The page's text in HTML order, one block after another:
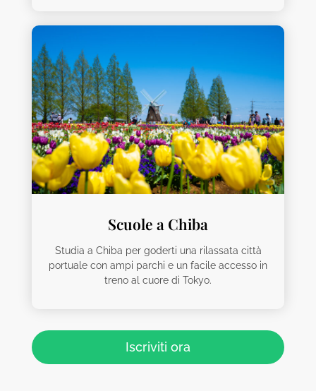
Scuole a Chiba
Studia a Chiba per goderti una rilassata città
portuale con ampi parchi e un facile accesso in
treno al cuore di Tokyo.
Iscriviti ora